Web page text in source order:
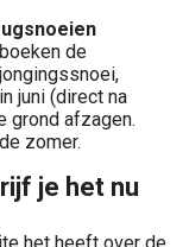
de
juni (direct na
grond afzagen.
zomer.
je het nu